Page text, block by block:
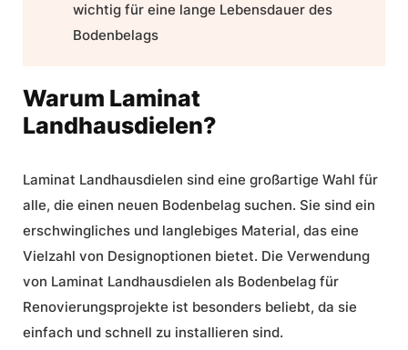
wichtig für eine lange Lebensdauer des
Bodenbelags
Warum Laminat
Landhausdielen?
Laminat Landhausdielen sind eine großartige Wahl für
alle, die einen neuen Bodenbelag suchen. Sie sind ein
erschwingliches und langlebiges Material, das eine
Vielzahl von Designoptionen bietet. Die Verwendung
von Laminat Landhausdielen als Bodenbelag für
Renovierungsprojekte ist besonders beliebt, da sie
einfach und schnell zu installieren sind.